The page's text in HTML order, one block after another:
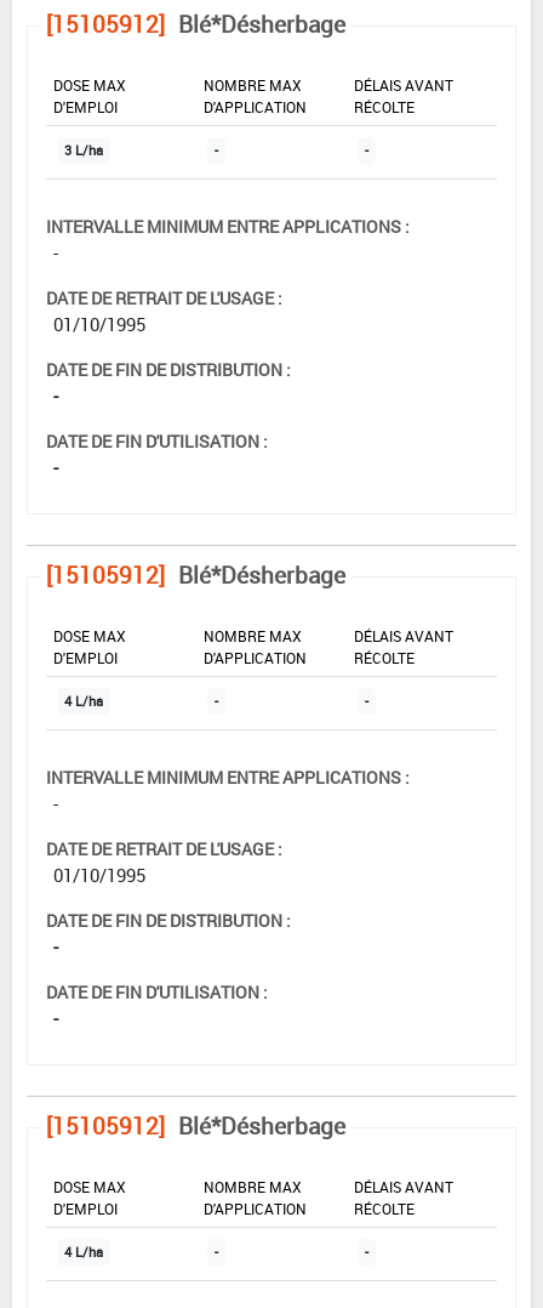
[15105912] Blé*Désherbage
DOSE MAX
D'EMPLOI
NOMBRE MAX
D'APPLICATION
DÉLAIS AVANT
RÉCOLTE
3 L/ha - -
INTERVALLE MINIMUM ENTRE APPLICATIONS :
-
DATE DE RETRAIT DE L'USAGE :
01/10/1995
DATE DE FIN DE DISTRIBUTION :
-
DATE DE FIN D'UTILISATION :
-
[15105912] Blé*Désherbage
DOSE MAX
D'EMPLOI
NOMBRE MAX
D'APPLICATION
DÉLAIS AVANT
RÉCOLTE
4 L/ha - -
INTERVALLE MINIMUM ENTRE APPLICATIONS :
-
DATE DE RETRAIT DE L'USAGE :
01/10/1995
DATE DE FIN DE DISTRIBUTION :
-
DATE DE FIN D'UTILISATION :
-
[15105912] Blé*Désherbage
DOSE MAX
D'EMPLOI
NOMBRE MAX
D'APPLICATION
DÉLAIS AVANT
RÉCOLTE
4 L/ha - -